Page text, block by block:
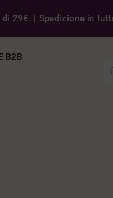
di 29€. | Spedizione in
B2B